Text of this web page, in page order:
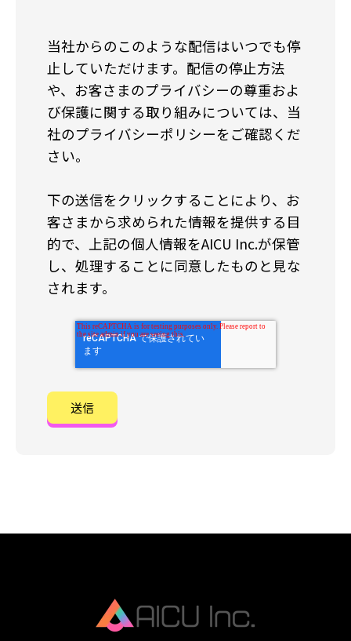
当社からのこのような配信はいつでも停
止していただけます。配信の停止方法
や、お客さまのプライバシーの尊重およ
び保護に関する取り組みについては、当
社のプライバシーポリシーをご確認くだ
さい。
下の送信をクリックすることにより、お
客さまから求められた情報を提供する目
的で、上記の個人情報をAICU Inc.が保管
し、処理することに同意したものと見な
されます。